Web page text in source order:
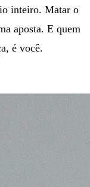
inteiro. Matar o
aposta. E quem
é você.